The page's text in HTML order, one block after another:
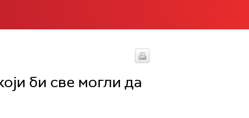
би све могли да